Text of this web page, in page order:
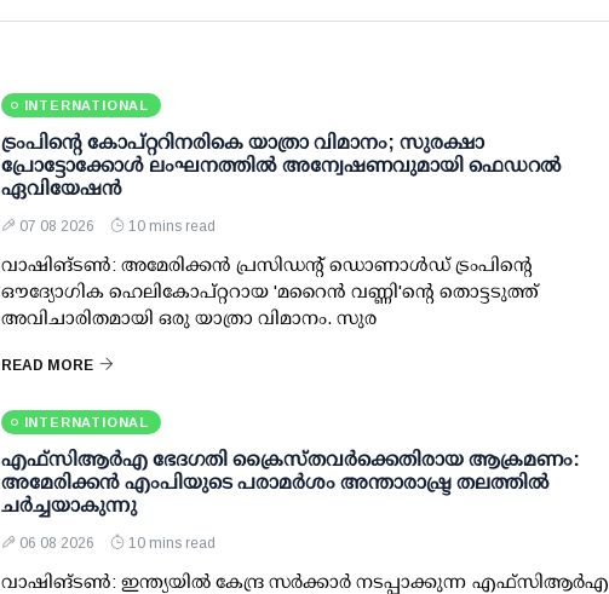
INTERNATIONAL
ട്രംപിന്റെ കോപ്റ്ററിനരികെ യാത്രാ വിമാനം; സുരക്ഷാ
പ്രോട്ടോക്കോള്‍ ലംഘനത്തില്‍ അന്വേഷണവുമായി ഫെഡറല്‍
ഏവിയേഷന്‍
07 08 2026 10 mins read
വാഷിങ്ടണ്‍: അമേരിക്കന്‍ പ്രസിഡന്റ് ഡൊണാള്‍ഡ് ട്രംപിന്റെ
ഔദ്യോഗിക ഹെലികോപ്റ്ററായ 'മറൈന്‍ വണ്ണി'ന്റെ തൊട്ടടുത്ത്
അവിചാരിതമായി ഒരു യാത്രാ വിമാനം. സുര
READ MORE
INTERNATIONAL
എഫ്‌സി‌ആര്‍‌എ ഭേദഗതി ക്രൈസ്തവർക്കെതിരായ ആക്രമണം:
അമേരിക്കൻ എംപിയുടെ പരാമർശം അന്താരാഷ്ട്ര തലത്തിൽ
ചർച്ചയാകുന്നു
06 08 2026 10 mins read
വാഷിങ്ടൺ: ഇന്ത്യയിൽ കേന്ദ്ര സർക്കാർ നടപ്പാക്കുന്ന എഫ്സിആർഎ